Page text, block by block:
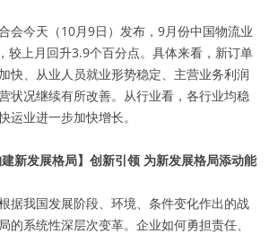
会今天（10月9日）发布，9月份中国物流业
较上月回升3.9个百分点。具体来看，新订单
快、从业人员就业形势稳定、主营业务利润
状况继续有所改善。从行业看，各行业均稳
运业进一步加快增长。
建新发展格局】创新引领 为新发展格局添动能
据我国发展阶段、环境、条件变化作出的战
的系统性深层次变革。企业如何勇担责任、